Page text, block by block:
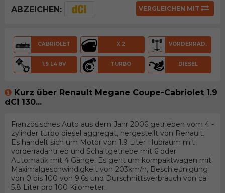
ABZEICHEN: VERGLEICHEN MIT
CABRIOLET X 2 VORDERRAD.
1.9 L4 8V TURBO DIESEL
Kurz über Renault Megane Coupe-Cabriolet 1.9
dCi 130...
Französisches Auto aus dem Jahr 2006 getrieben vom 4 -
zylinder turbo diesel aggregat, hergestellt von Renault.
Es handelt sich um Motor von 1.9 Liter Hubraum mit
vorderradantrieb und Schaltgetriebe mit 6 oder
Automatik mit 4 Gänge. Es geht um kompaktwagen mit
Maximalgeschwindigkeit von 203km/h, Beschleunigung
von 0 bis 100 von 9.6s und Durschnittsverbrauch von ca.
5.8 Liter pro 100 Kilometer.